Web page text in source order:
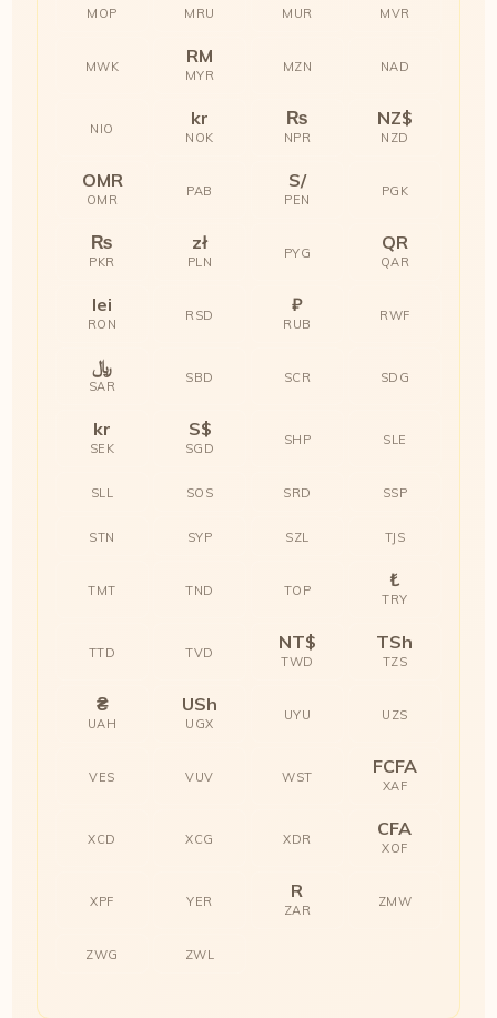
MOP MRU MUR MVR
MWK RM
MYR
MZN NAD
NIO kr
NOK
₨
NPR
NZ$
NZD
OMR
OMR
PAB S/
PEN
PGK
₨
PKR
zł
PLN
PYG QR
QAR
lei
RON
RSD ₽
RUB
RWF
﷼
SAR
SBD SCR SDG
kr
SEK
S$
SGD
SHP SLE
SLL SOS SRD SSP
STN SYP SZL TJS
TMT TND TOP ₺
TRY
TTD TVD NT$
TWD
TSh
TZS
₴
UAH
USh
UGX
UYU UZS
VES VUV WST FCFA
XAF
XCD XCG XDR CFA
XOF
XPF YER R
ZAR
ZMW
ZWG ZWL